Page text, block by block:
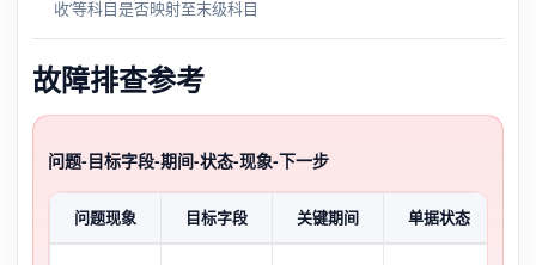
收’等科目是否映射至末级科目
故障排查参考
问题-目标字段-期间-状态-现象-下一步
问题现象 目标字段 关键期间 单据状态